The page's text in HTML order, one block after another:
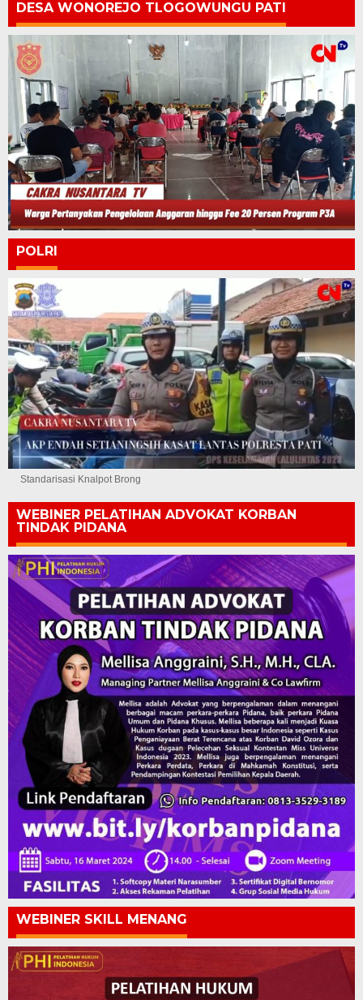
DESA WONOREJO TLOGOWUNGU PATI
POLRI
Standarisasi Knalpot Brong
WEBINER PELATIHAN ADVOKAT KORBAN
TINDAK PIDANA
WEBINER SKILL MENANG